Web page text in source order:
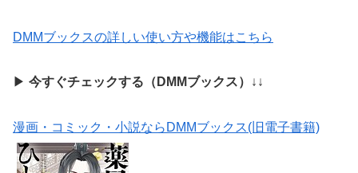
DMMブックスの詳しい使い方や機能はこちら
▶ 今すぐチェックする（DMMブックス） ↓↓
漫画・コミック・小説ならDMMブックス(旧電子書籍)